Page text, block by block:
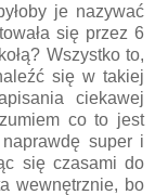
je nazywać
się przez 6
Wszystko to,
się w takiej
ciekawej
co to jest
super i
się czasami do
wewnętrznie, bo